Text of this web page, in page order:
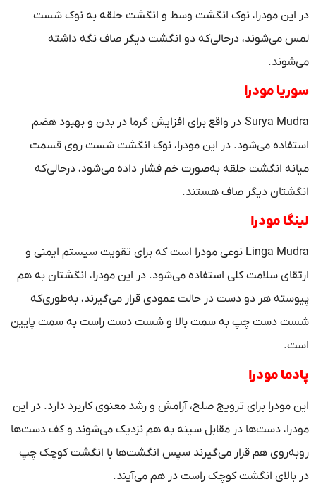
در این مودرا، نوک انگشت وسط و انگشت حلقه به نوک شست
لمس می‌شوند، درحالی‌که دو انگشت دیگر صاف نگه داشته
می‌شوند.
سوریا مودرا
Surya Mudra در واقع برای افزایش گرما در بدن و بهبود هضم
استفاده می‌شود. در این مودرا، نوک انگشت شست روی قسمت
میانه انگشت حلقه به‌صورت خم فشار داده می‌شود، درحالی‌که
انگشتان دیگر صاف هستند.
لینگا مودرا
Linga Mudra نوعی مودرا است که برای تقویت سیستم ایمنی و
ارتقای سلامت کلی استفاده می‌شود. در این مودرا، انگشتان به هم
پیوسته هر دو دست در حالت عمودی قرار می‌گیرند، به‌طوری‌که
شست دست چپ به سمت بالا و شست دست راست به سمت پایین
است.
پادما مودرا
این مودرا برای ترویج صلح، آرامش و رشد معنوی کاربرد دارد. در این
مودرا، دست‌ها در مقابل سینه به هم نزدیک می‌شوند و کف دست‌ها
روبه‌روی هم قرار می‌گیرند سپس انگشت‌ها با انگشت کوچک چپ
در بالای انگشت کوچک راست در هم می‌آیند.